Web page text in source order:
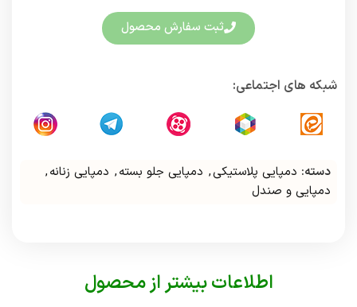
ثبت سفارش محصول
شبکه های اجتماعی:
دسته: دمپایی پلاستیکی, دمپایی جلو بسته, دمپایی زنانه,
دمپایی و صندل
اطلاعات بیشتر از محصول